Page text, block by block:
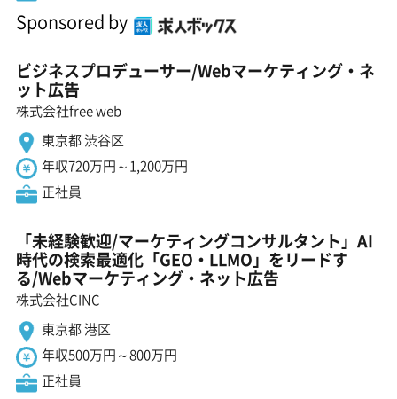
Sponsored by
ビジネスプロデューサー/Webマーケティング・ネ
ット広告
株式会社free web
東京都 渋谷区
年収720万円～1,200万円
正社員
「未経験歓迎/マーケティングコンサルタント」AI
時代の検索最適化「GEO・LLMO」をリードす
る/Webマーケティング・ネット広告
株式会社CINC
東京都 港区
年収500万円～800万円
正社員